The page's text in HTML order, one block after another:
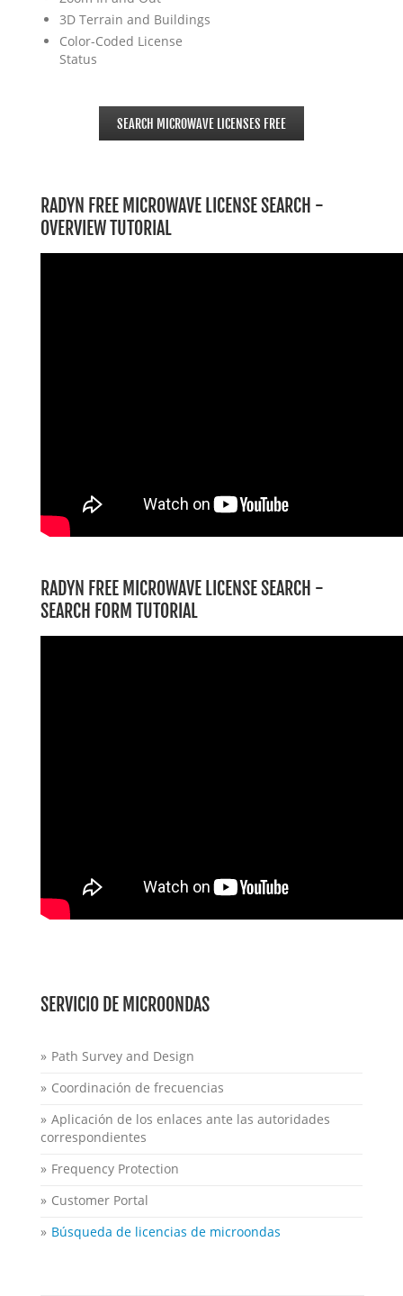
3D Terrain and Buildings
Color-Coded License
Status
SEARCH MICROWAVE LICENSES FREE
RADYN FREE MICROWAVE LICENSE SEARCH -
OVERVIEW TUTORIAL
RADYN FREE MICROWAVE LICENSE SEARCH -
SEARCH FORM TUTORIAL
SERVICIO DE MICROONDAS
Path Survey and Design
Coordinación de frecuencias
Aplicación de los enlaces ante las autoridades
correspondientes
Frequency Protection
Customer Portal
Búsqueda de licencias de microondas